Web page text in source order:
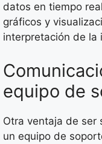
datos en tiempo
gráficos y
interpretación de la
equipo de
Otra ventaja de ser
un equipo de